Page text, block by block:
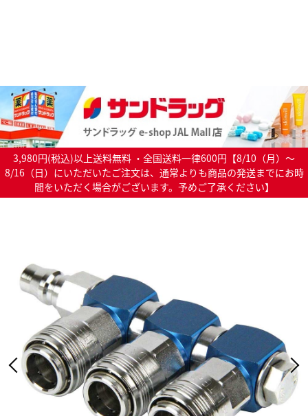
3,980円(税込)以上送料無料 ・全国送料一律600円【8/10（月）～
8/16（日）にいただいたご注文は、通常よりも商品の発送までにお時
間をいただく場合がございます。予めご了承ください】